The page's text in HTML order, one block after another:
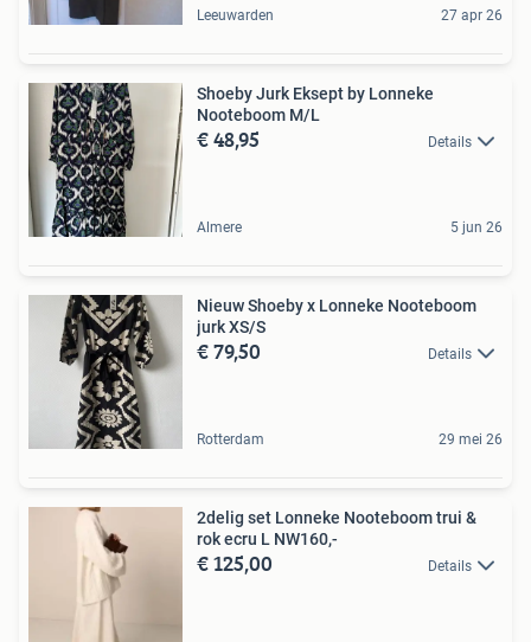
Leeuwarden 27 apr 26
Shoeby Jurk Eksept by Lonneke
Nooteboom M/L
€ 48,95 Details
Almere 5 jun 26
Nieuw Shoeby x Lonneke Nooteboom
jurk XS/S
€ 79,50 Details
Rotterdam 29 mei 26
2delig set Lonneke Nooteboom trui &
rok ecru L NW160,-
€ 125,00 Details